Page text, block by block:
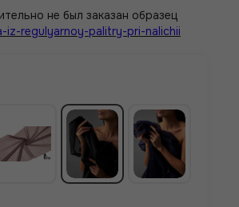
не был заказан образец
regulyarnoy-palitry-pri-nalichii